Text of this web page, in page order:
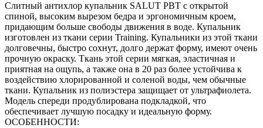
Слитный антихлор купальник SALUT PBT с открытой
спиной, высоким вырезом бедра и эргономичным кроем,
придающим больше свободы движения в воде. Купальник
изготовлен из ткани серии Training. Купальники из этой ткани
долговечны, быстро сохнут, долго держат форму, имеют очень
прочную окраску. Ткань этой серии мягкая, эластичная и
приятная на ощупь, а также она в 20 раз более устойчива к
воздействию хлорированной и соленой воды, чем обычные
ткани. Купальник из полиэстера защищает от ультрафиолета.
Модель спереди продублирована подкладкой, что
обеспечивает лучшую посадку и идеальную форму.
ОСОБЕННОСТИ: